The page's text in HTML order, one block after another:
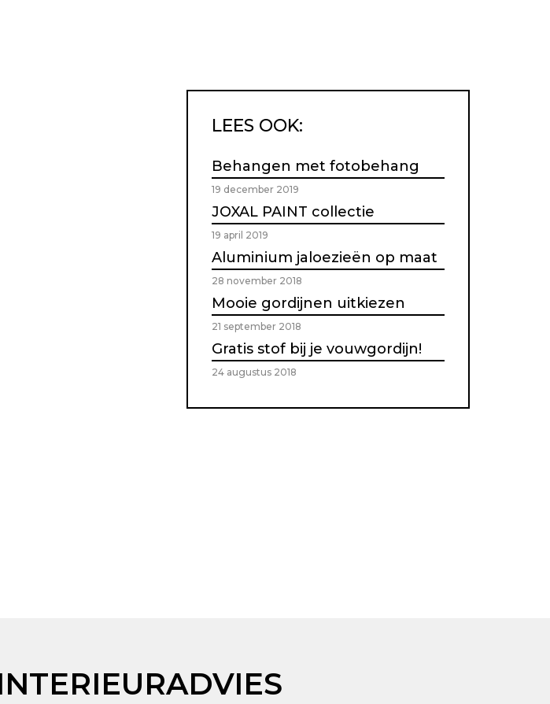
LEES OOK:
Behangen met fotobehang
19 december 2019
JOXAL PAINT collectie
19 april 2019
Aluminium jaloezieën op maat
28 november 2018
Mooie gordijnen uitkiezen
21 september 2018
Gratis stof bij je vouwgordijn!
24 augustus 2018